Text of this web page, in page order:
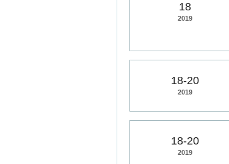
18
2019
18-20
2019
18-20
2019